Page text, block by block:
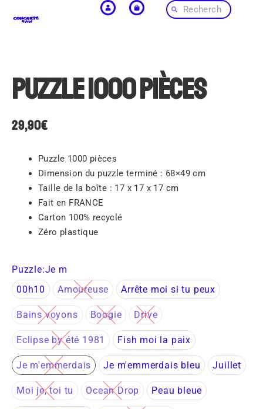
Puzzle 1000 pièces
29,90€
Puzzle 1000 pièces
Dimension du puzzle terminé : 68×49 cm
Taille de la boîte : 17 x 17 x 17 cm
Fait en FRANCE
Carton 100% recyclé
Zéro plastique
Puzzle:Je m
00h10
Amoureuse Arrête moi si tu peux
Bains voyons Boogie Drive
Eclipse by été 1981 Fish moi la paix
Je m'emmerdais Je m'emmerdais bleu Juillet
Moi je, toi tu Ocean Drop Peau bleue